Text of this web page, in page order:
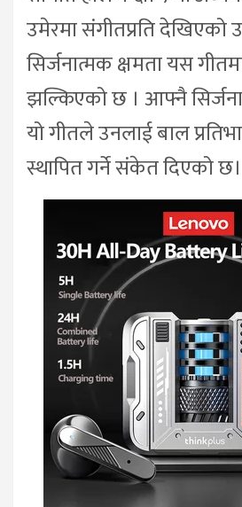
उमेरमा संगीतप्रति देखिएको
सिर्जनात्मक क्षमता यस
झल्किएको छ । आफ्नै
यो गीतले उनलाई बाल
स्थापित गर्ने संकेत दिएको छ।